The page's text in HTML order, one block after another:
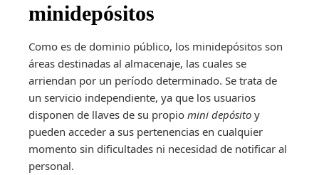
minidepósitos
Como es de dominio público, los minidepósitos son
áreas destinadas al almacenaje, las cuales se
arriendan por un período determinado. Se trata de
un servicio independiente, ya que los usuarios
disponen de llaves de su propio mini depósito y
pueden acceder a sus pertenencias en cualquier
momento sin dificultades ni necesidad de notificar al
personal.